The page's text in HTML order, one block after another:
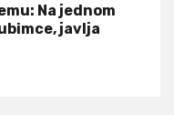
Na jednom
javlja